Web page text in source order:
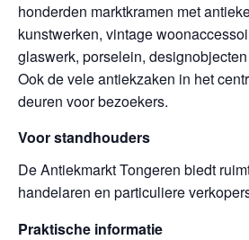
honderden marktkramen met
kunstwerken, vintage
glaswerk, porselein,
Ook de vele antiekzaken in het
deuren voor bezoekers.
Voor standhouders
De Antiekmarkt Tongeren biedt
handelaren en particuliere
Praktische informatie